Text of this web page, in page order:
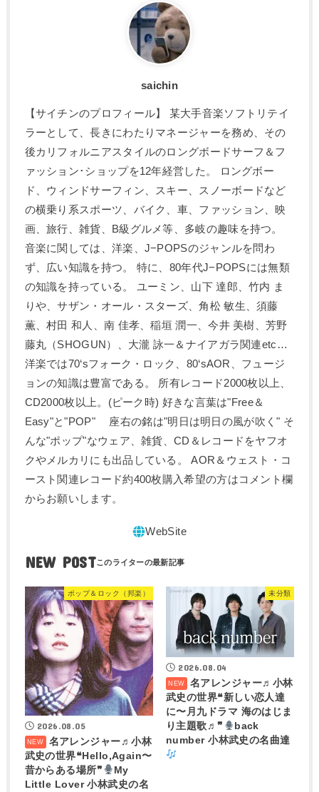
saichin
【サイチンのプロフィール】 某大手音楽ソフトリテイ
ラーとして、長きにわたりマネージャーを務め、その
後カリフォルニアスタイルのロングボードサーフ＆フ
ァッション･ショップを12年経営した。 ロングボー
ド、ウィンドサーフィン、スキー、スノーボードなど
の横乗り系スポーツ、バイク、車、ファッション、映
画、旅行、雑貨、B級グルメ等、多岐の趣味を持つ。
音楽に関しては、洋楽、J−POPSのジャンルを問わ
ず、広い知識を持つ。 特に、80年代J−POPSには無類
の知識を持っている。 ユーミン、山下 達郎、竹内 ま
りや、サザン・オール・スターズ、角松 敏生、須藤
薫、村田 和人、南 佳孝、稲垣 潤一、今井 美樹、芳野
藤丸（SHOGUN）、大瀧 詠一＆ナイアガラ関連etc…
洋楽では70‘sフォーク・ロック、80‘sAOR、フュージ
ョンの知識は豊富である。 所有レコード2000枚以上、
CD2000枚以上。(ピーク時) 好きな言葉は"Free＆
Easy"と"POP" 座右の銘は"明日は明日の風が吹く" そ
んな"ポップ"なウェア、雑貨、CD＆レコードをヤフオ
クやメルカリにも出品している。 AOR＆ウェスト・コ
ースト関連レコード約400枚購入希望の方はコメント欄
からお願いします。
NEW POST
ポップ＆ロック（邦楽）
2026.08.05
名アレンジャー♬小林
武史の世界❝Hello,Again〜
昔からある場所❞
My
Little Lover 小林武史の名
未分類
2026.08.04
名アレンジャー♬ 小林
武史の世界❝新しい恋人達
に〜月九ドラマ 海のはじま
り主題歌♬❞
back
number 小林武史の名曲達